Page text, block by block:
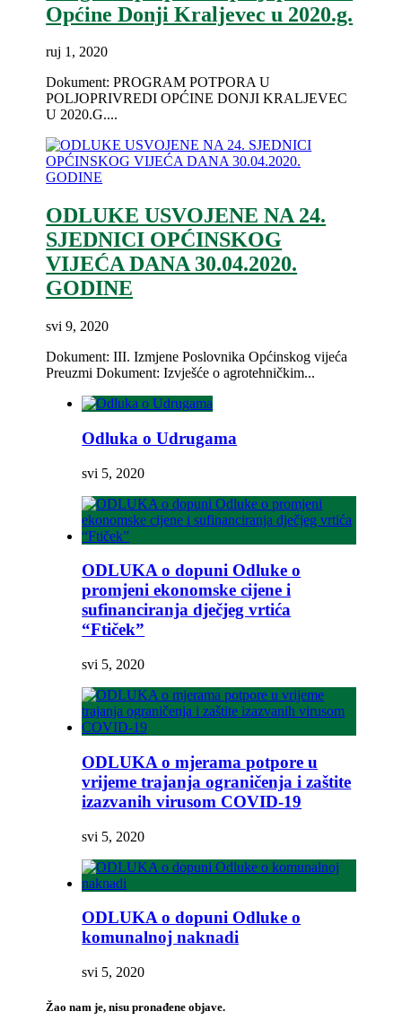
Općine Donji Kraljevec u 2020.g.
ruj 1, 2020
Dokument: PROGRAM POTPORA U
POLJOPRIVREDI OPĆINE DONJI KRALJEVEC
U 2020.G....
ODLUKE USVOJENE NA 24.
SJEDNICI OPĆINSKOG
VIJEĆA DANA 30.04.2020.
GODINE
svi 9, 2020
Dokument: III. Izmjene Poslovnika Općinskog vijeća
Preuzmi Dokument: Izvješće o agrotehničkim...
Odluka o Udrugama
svi 5, 2020
ODLUKA o dopuni Odluke o
promjeni ekonomske cijene i
sufinanciranja dječjeg vrtića
“Ftiček”
svi 5, 2020
ODLUKA o mjerama potpore u
vrijeme trajanja ograničenja i zaštite
izazvanih virusom COVID-19
svi 5, 2020
ODLUKA o dopuni Odluke o
komunalnoj naknadi
svi 5, 2020
Žao nam je, nisu pronađene objave.